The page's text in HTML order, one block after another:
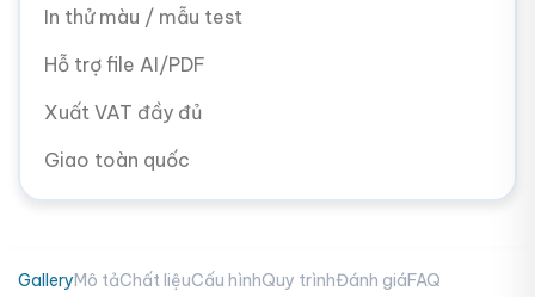
In thử màu / mẫu test
Hỗ trợ file AI/PDF
Xuất VAT đầy đủ
Giao toàn quốc
GalleryMô tảChất liệuCấu hìnhQuy trìnhĐánh giáFAQ